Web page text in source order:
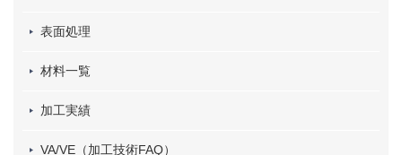
表面処理
材料一覧
加工実績
VA/VE（加工技術FAQ）